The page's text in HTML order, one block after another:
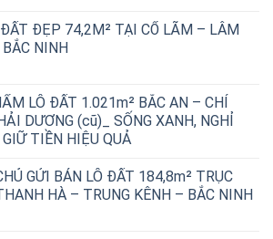
₫.
ĐẸP 74,2M² TẠI CỔ LÃM – LÂM
NINH
LÔ ĐẤT 1.021m² BẮC AN – CHÍ
DƯƠNG (cũ)_ SỐNG XANH, NGHỈ
GIỮ TIỀN HIỆU QUẢ
GỬI BÁN LÔ ĐẤT 184,8m² TRỤC
HÀ – TRUNG KÊNH – BẮC NINH